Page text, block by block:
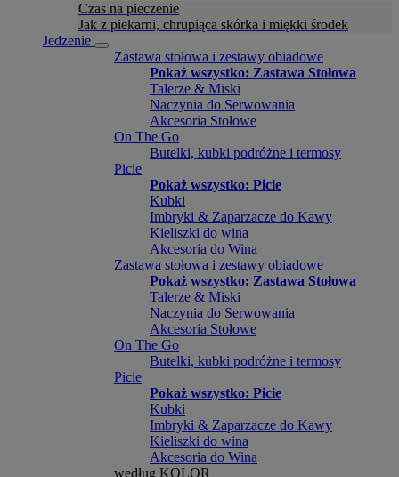
Czas na pieczenie
Jak z piekarni, chrupiąca skórka i miękki środek
Jedzenie
Zastawa stołowa i zestawy obiadowe
Pokaż wszystko: Zastawa Stołowa
Talerze & Miski
Naczynia do Serwowania
Akcesoria Stołowe
On The Go
Butelki, kubki podróżne i termosy
Picie
Pokaż wszystko: Picie
Kubki
Imbryki & Zaparzacze do Kawy
Kieliszki do wina
Akcesoria do Wina
Zastawa stołowa i zestawy obiadowe
Pokaż wszystko: Zastawa Stołowa
Talerze & Miski
Naczynia do Serwowania
Akcesoria Stołowe
On The Go
Butelki, kubki podróżne i termosy
Picie
Pokaż wszystko: Picie
Kubki
Imbryki & Zaparzacze do Kawy
Kieliszki do wina
Akcesoria do Wina
według KOLOR